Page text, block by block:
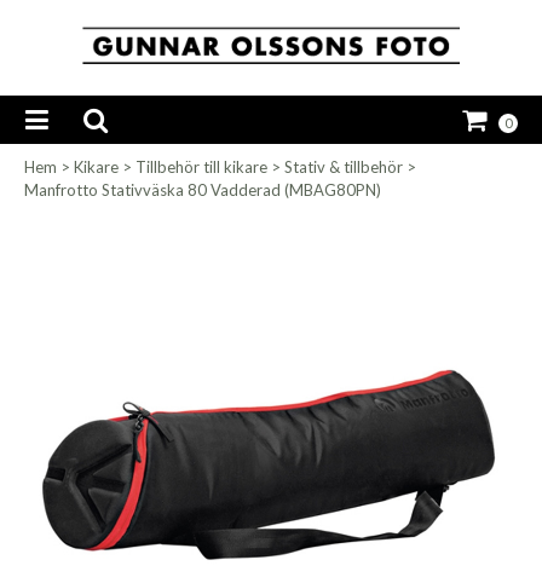
0
Hem > Kikare > Tillbehör till kikare > Stativ & tillbehör >
Manfrotto Stativväska 80 Vadderad (MBAG80PN)